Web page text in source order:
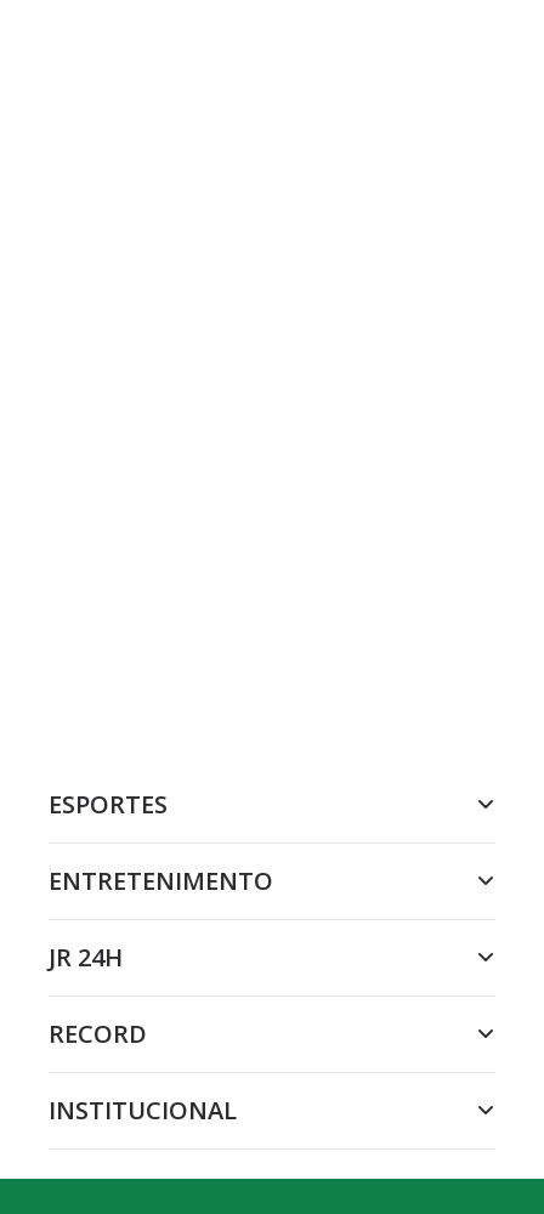
ESPORTES
ENTRETENIMENTO
JR 24H
RECORD
INSTITUCIONAL